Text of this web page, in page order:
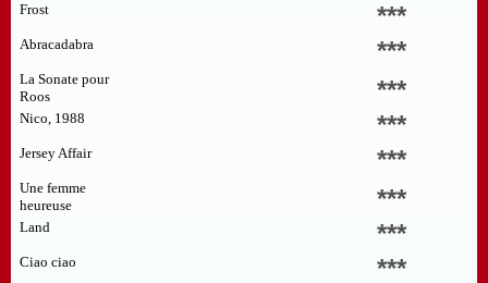
Frost ***
Abracadabra ***
La Sonate pour
Roos
***
Nico, 1988 ***
Jersey Affair ***
Une femme
heureuse
***
Land ***
Ciao ciao ***